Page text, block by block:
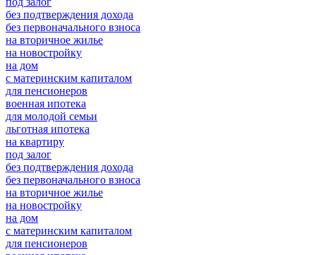
без подтверждения дохода
без первоначального взноса
на вторичное жилье
на новостройку
на дом
с материнским капиталом
для пенсионеров
военная ипотека
для молодой семьи
льготная ипотека
на квартиру
под залог
без подтверждения дохода
без первоначального взноса
на вторичное жилье
на новостройку
на дом
с материнским капиталом
для пенсионеров